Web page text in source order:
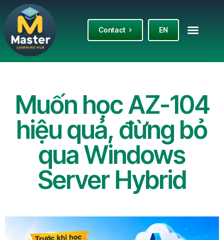
Contact EN
Muốn học AZ-104
hiệu quả, đừng bỏ
qua Windows
Server Hybrid